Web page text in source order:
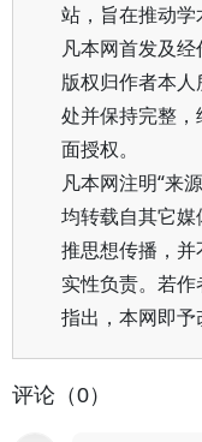
站，旨在推动学
凡本网首发及
版权归作者本
处并保持完整
面授权。
凡本网注明“来
均转载自其它
推思想传播，
实性负责。若
指出，本网即予
评论（0）